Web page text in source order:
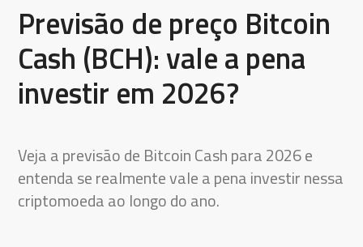
Previsão de preço Bitcoin
Cash (BCH): vale a pena
investir em 2026?
Veja a previsão de Bitcoin Cash para 2026 e
entenda se realmente vale a pena investir nessa
criptomoeda ao longo do ano.